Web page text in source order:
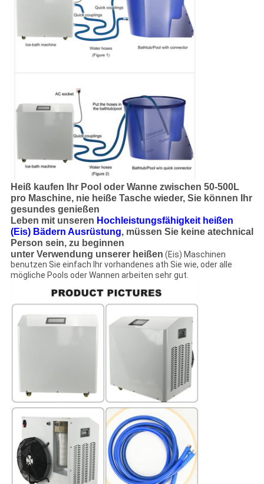
Heiß kaufen Ihr Pool oder Wanne zwischen 50-500L
pro Maschine, nie heiße Tasche wieder, Sie können Ihr
gesundes genießen
Leben mitunseren Hochleistungsfähigkeit heißen
(Eis) Bädern Ausrüstung, müssen Sie keine atechnical
Person sein, zu beginnen
unter Verwendung unserer heißen (Eis) Maschinen
benutzen Sie einfach Ihr vorhandenes ath Sie wie, oder alle
mögliche Pools oder Wannen arbeiten sehr gut.